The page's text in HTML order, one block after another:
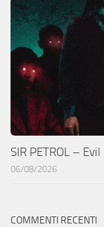
SIR PETROL –
06/08/2026
COMMENTI RECENTI